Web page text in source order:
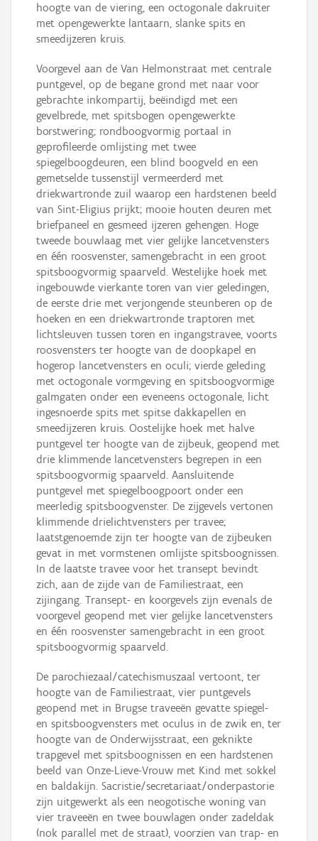
hoogte van de viering, een octogonale dakruiter
met opengewerkte lantaarn, slanke spits en
smeedijzeren kruis.
Voorgevel aan de Van Helmonstraat met centrale
puntgevel, op de begane grond met naar voor
gebrachte inkompartij, beëindigd met een
gevelbrede, met spitsbogen opengewerkte
borstwering; rondboogvormig portaal in
geprofileerde omlijsting met twee
spiegelboogdeuren, een blind boogveld en een
gemetselde tussenstijl vermeerderd met
driekwartronde zuil waarop een hardstenen beeld
van Sint-Eligius prijkt; mooie houten deuren met
briefpaneel en gesmeed ijzeren gehengen. Hoge
tweede bouwlaag met vier gelijke lancetvensters
en één roosvenster, samengebracht in een groot
spitsboogvormig spaarveld. Westelijke hoek met
ingebouwde vierkante toren van vier geledingen,
de eerste drie met verjongende steunberen op de
hoeken en een driekwartronde traptoren met
lichtsleuven tussen toren en ingangstravee, voorts
roosvensters ter hoogte van de doopkapel en
hogerop lancetvensters en oculi; vierde geleding
met octogonale vormgeving en spitsboogvormige
galmgaten onder een eveneens octogonale, licht
ingesnoerde spits met spitse dakkapellen en
smeedijzeren kruis. Oostelijke hoek met halve
puntgevel ter hoogte van de zijbeuk, geopend met
drie klimmende lancetvensters begrepen in een
spitsboogvormig spaarveld. Aansluitende
puntgevel met spiegelboogpoort onder een
meerledig spitsboogvenster. De zijgevels vertonen
klimmende drielichtvensters per travee;
laatstgenoemde zijn ter hoogte van de zijbeuken
gevat in met vormstenen omlijste spitsboognissen.
In de laatste travee voor het transept bevindt
zich, aan de zijde van de Familiestraat, een
zijingang. Transept- en koorgevels zijn evenals de
voorgevel geopend met vier gelijke lancetvensters
en één roosvenster samengebracht in een groot
spitsboogvormig spaarveld.
De parochiezaal/catechismuszaal vertoont, ter
hoogte van de Familiestraat, vier puntgevels
geopend met in Brugse traveeën gevatte spiegel-
en spitsboogvensters met oculus in de zwik en, ter
hoogte van de Onderwijsstraat, een geknikte
trapgevel met spitsboognissen en een hardstenen
beeld van Onze-Lieve-Vrouw met Kind met sokkel
en baldakijn. Sacristie/secretariaat/onderpastorie
zijn uitgewerkt als een neogotische woning van
vier traveeën en twee bouwlagen onder zadeldak
(nok parallel met de straat), voorzien van trap- en